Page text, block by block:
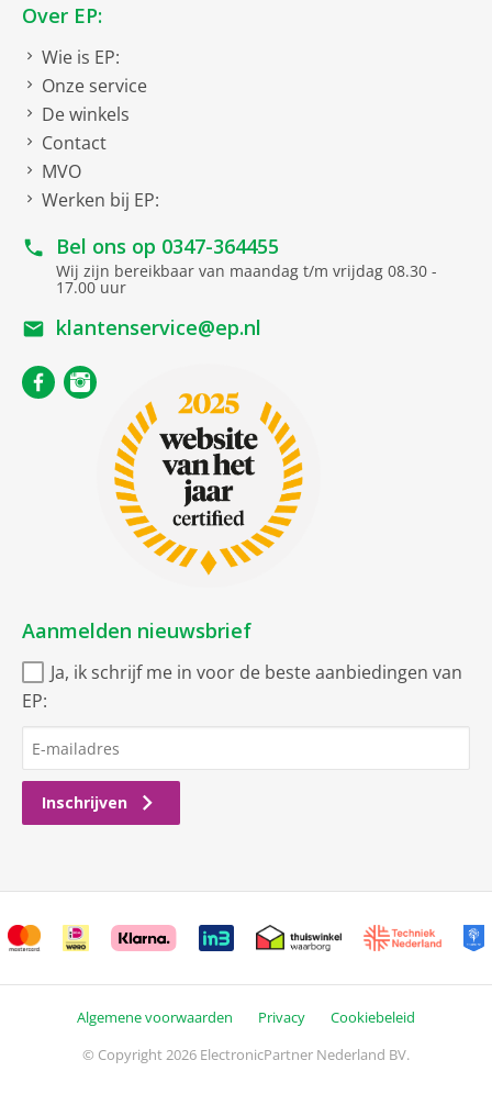
Over EP:
Wie is EP:
Onze service
De winkels
Contact
MVO
Werken bij EP:
Bel ons op 0347-364455
Wij zijn bereikbaar van maandag t/m vrijdag 08.30 -
17.00 uur
klantenservice@ep.nl
Aanmelden nieuwsbrief
Ja, ik schrijf me in voor de beste aanbiedingen van
EP:
Inschrijven
Algemene voorwaarden Privacy
Cookiebeleid
© Copyright 2026 ElectronicPartner Nederland BV.